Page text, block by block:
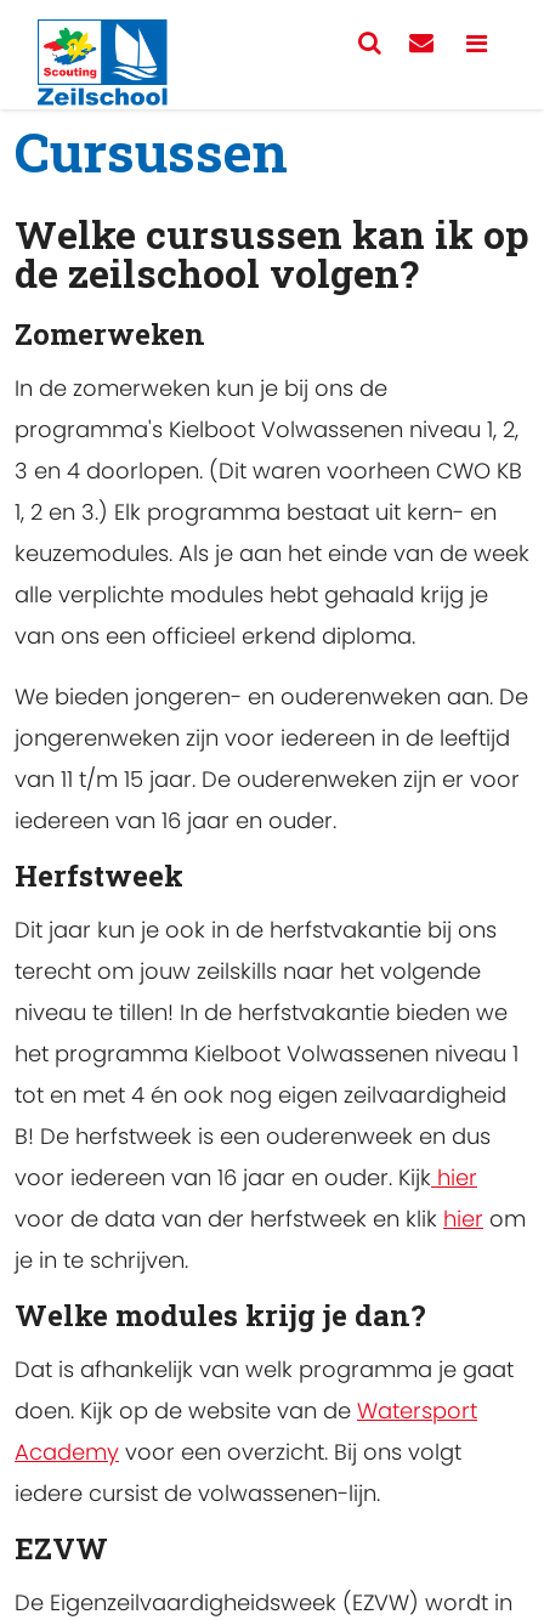
Cursussen
Welke cursussen kan ik op
de zeilschool volgen?
Zomerweken
In de zomerweken kun je bij ons de
programma's Kielboot Volwassenen niveau 1, 2,
3 en 4 doorlopen. (Dit waren voorheen CWO KB
1, 2 en 3.) Elk programma bestaat uit kern- en
keuzemodules. Als je aan het einde van de week
alle verplichte modules hebt gehaald krijg je
van ons een officieel erkend diploma.
We bieden jongeren- en ouderenweken aan. De
jongerenweken zijn voor iedereen in de leeftijd
van 11 t/m 15 jaar. De ouderenweken zijn er voor
iedereen van 16 jaar en ouder.
Herfstweek
Dit jaar kun je ook in de herfstvakantie bij ons
terecht om jouw zeilskills naar het volgende
niveau te tillen! In de herfstvakantie bieden we
het programma Kielboot Volwassenen niveau 1
tot en met 4 én ook nog eigen zeilvaardigheid
B! De herfstweek is een ouderenweek en dus
voor iedereen van 16 jaar en ouder. Kijk hier
voor de data van der herfstweek en klik hier om
je in te schrijven.
Welke modules krijg je dan?
Dat is afhankelijk van welk programma je gaat
doen. Kijk op de website van de Watersport
Academy voor een overzicht. Bij ons volgt
iedere cursist de volwassenen-lijn.
EZVW
De Eigenzeilvaardigheidsweek (EZVW) wordt in